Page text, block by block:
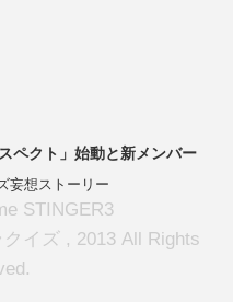
ペクト」始動と新メンバー
妄想ストーリー
STINGER3
イズ , 2013 All Rights